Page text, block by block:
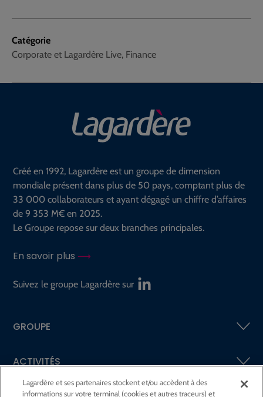
Catégorie
Corporate et Lagardère Live, Finance
Créé en 1992, Lagardère est un groupe de dimension
mondiale présent dans plus de 50 pays, comptant plus de
33 000 collaborateurs et ayant dégagé un chiffre d’affaires
de 9 353 M€ en 2025.
Le Groupe repose sur deux branches principales.
En savoir plus
Suivez le groupe Lagardère sur
GROUPE
ACTIVITÉS
Lagardère et ses partenaires stockent et/ou accèdent à des
informations sur votre terminal (cookies et autres traceurs) et